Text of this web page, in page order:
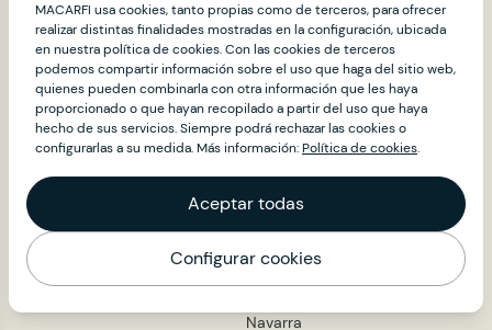
Mapa
Granada
Guadalajara
Guipúzcoa
Huelva
Huesca
Jaén
Lleida
Lugo
Madrid
Navarra
MACARFI usa cookies, tanto propias como de terceros, para ofrecer
realizar distintas finalidades mostradas en la configuración, ubicada
en nuestra política de cookies. Con las cookies de terceros
podemos compartir información sobre el uso que haga del sitio web,
quienes pueden combinarla con otra información que les haya
proporcionado o que hayan recopilado a partir del uso que haya
hecho de sus servicios. Siempre podrá rechazar las cookies o
configurarlas a su medida. Más información:Política de cookies.
Aceptar todas
Configurar cookies